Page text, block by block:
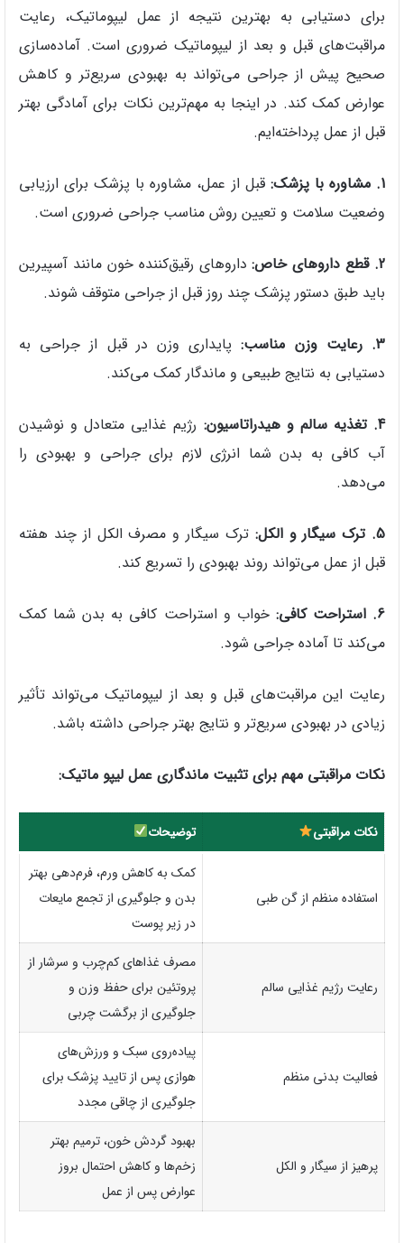
برای دستیابی به بهترین نتیجه از عمل لیپوماتیک، رعایت
مراقبت‌های قبل و بعد از لیپوماتیک ضروری است. آماده‌سازی
صحیح پیش از جراحی می‌تواند به بهبودی سریع‌تر و کاهش
عوارض کمک کند. در اینجا به مهم‌ترین نکات برای آمادگی بهتر
قبل از عمل پرداخته‌ایم.
1. مشاوره با پزشک:
قبل از عمل، مشاوره با پزشک برای ارزیابی
وضعیت سلامت و تعیین روش مناسب جراحی ضروری است.
2. قطع داروهای خاص:
داروهای رقیق‌کننده خون مانند آسپیرین
باید طبق دستور پزشک چند روز قبل از جراحی متوقف شوند.
3. رعایت وزن مناسب:
پایداری وزن در قبل از جراحی به
دستیابی به نتایج طبیعی و ماندگار کمک می‌کند.
4. تغذیه سالم و هیدراتاسیون:
رژیم غذایی متعادل و نوشیدن
آب کافی به بدن شما انرژی لازم برای جراحی و بهبودی را
می‌دهد.
5. ترک سیگار و الکل:
ترک سیگار و مصرف الکل از چند هفته
قبل از عمل می‌تواند روند بهبودی را تسریع کند.
6. استراحت کافی:
خواب و استراحت کافی به بدن شما کمک
می‌کند تا آماده جراحی شود.
رعایت این مراقبت‌های قبل و بعد از لیپوماتیک می‌تواند تأثیر
زیادی در بهبودی سریع‌تر و نتایج بهتر جراحی داشته باشد.
نکات مراقبتی مهم برای تثبیت ماندگاری عمل لیپو ماتیک:
نکات مراقبتی توضیحات
استفاده منظم از گن طبی
کمک به کاهش ورم، فرم‌دهی بهتر
بدن و جلوگیری از تجمع مایعات
در زیر پوست
رعایت رژیم غذایی سالم
مصرف غذاهای کم‌چرب و سرشار از
پروتئین برای حفظ وزن و
جلوگیری از برگشت چربی
فعالیت بدنی منظم
پیاده‌روی سبک و ورزش‌های
هوازی پس از تایید پزشک برای
جلوگیری از چاقی مجدد
پرهیز از سیگار و الکل
بهبود گردش خون، ترمیم بهتر
زخم‌ها و کاهش احتمال بروز
عوارض پس از عمل